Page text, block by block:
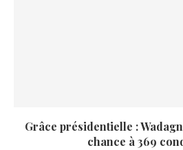
Grâce présidentielle :
chance à 369